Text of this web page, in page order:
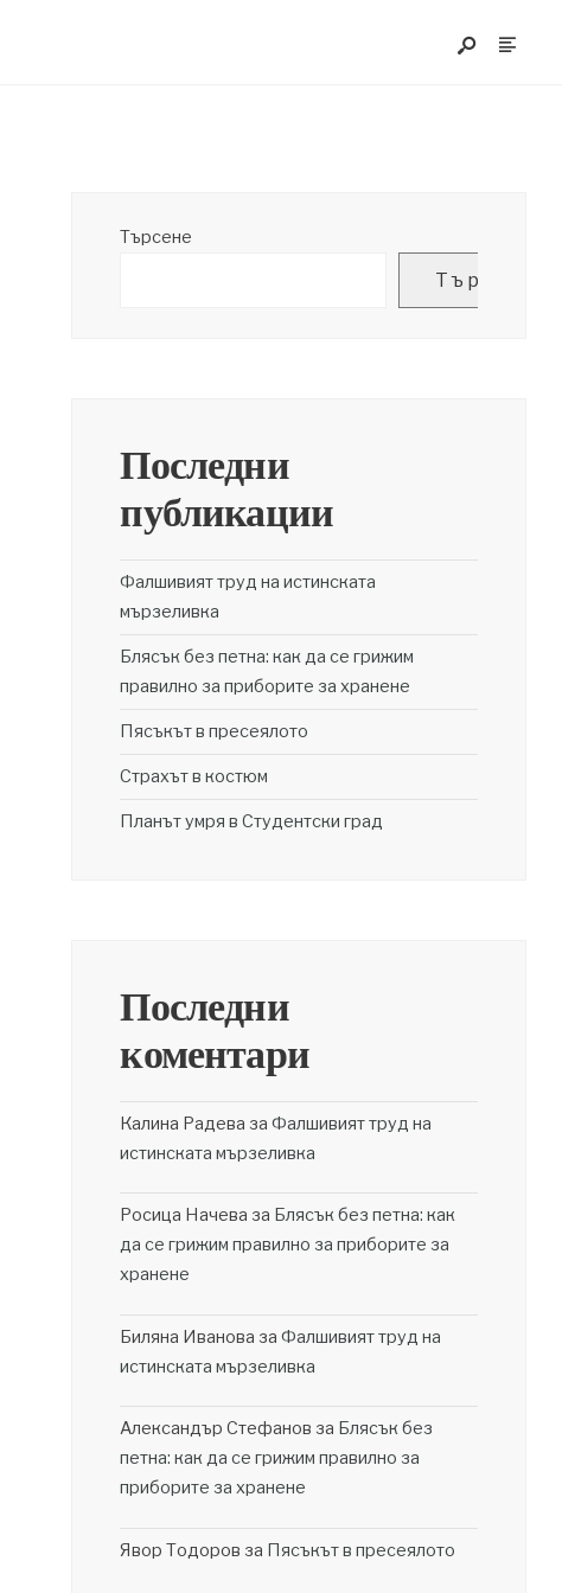
Търсене
Търсене
Последни
публикации
Фалшивият труд на истинската
мързеливка
Блясък без петна: как да се грижим
правилно за приборите за хранене
Пясъкът в пресеялото
Страхът в костюм
Планът умря в Студентски град
Последни
коментари
Калина Радева заФалшивият труд на
истинската мързеливка
Росица Начева за Блясък без петна: как
да се грижим правилно за приборите за
хранене
Биляна Иванова заФалшивият труд на
истинската мързеливка
Александър Стефанов за Блясък без
петна: как да се грижим правилно за
приборите за хранене
Явор Тодоров за Пясъкът в пресеялото